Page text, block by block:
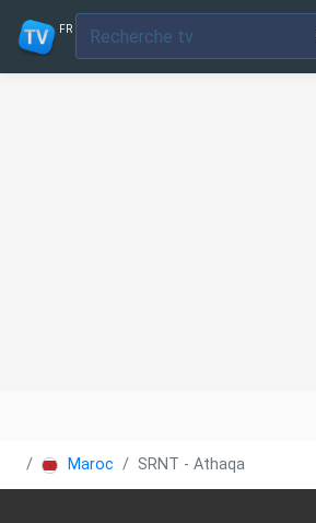
FR
Maroc SRNT - Athaqafia